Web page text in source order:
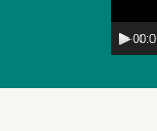
00:00